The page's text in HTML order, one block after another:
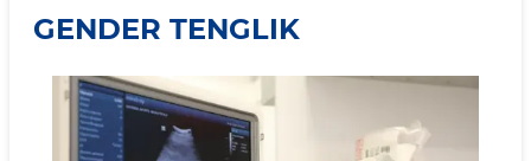
GENDER TENGLIK